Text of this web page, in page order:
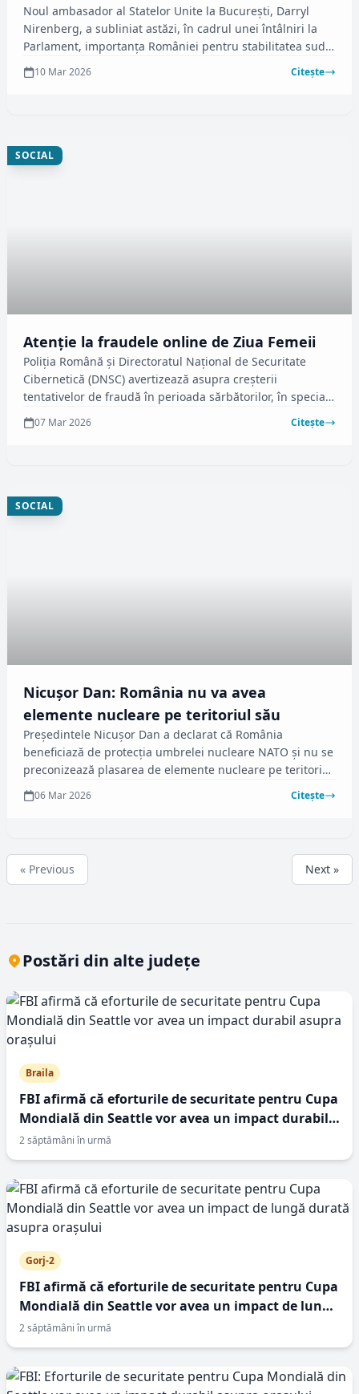
Noul ambasador al Statelor Unite la București, Darryl
Nirenberg, a subliniat astăzi, în cadrul unei întâlniri la
Parlament, importanța României pentru stabilitatea sud-
estului Europei. Aceasta a fost prima sa discuție oficială,
în care a interacționat cu președintele Camerei
10 Mar 2026 Citește
SOCIAL
Atenție la fraudele online de Ziua Femeii
Poliția Română și Directoratul Național de Securitate
Cibernetică (DNSC) avertizează asupra creșterii
tentativelor de fraudă în perioada sărbătorilor, în special
de 8 Martie. Conform radiomures.ro, infractorii
cibernetici folosesc această ocazie pentru a derula
07 Mar 2026 Citește
SOCIAL
Nicuşor Dan: România nu va avea
elemente nucleare pe teritoriul său
Preşedintele Nicuşor Dan a declarat că România
beneficiază de protecţia umbrelei nucleare NATO și nu se
preconizează plasarea de elemente nucleare pe teritoriul
naţional în următoarele zeci de ani. Declaraţiile au fost
făcute într-o conferinţă de presă, după o vizită la
06 Mar 2026 Citește
« Previous Next »
Postări din alte județe
Braila
FBI afirmă că eforturile de securitate pentru Cupa
Mondială din Seattle vor avea un impact durabil
asupra orașului
2 săptămâni în urmă
Gorj-2
FBI afirmă că eforturile de securitate pentru Cupa
Mondială din Seattle vor avea un impact de lungă
durată asupra orașului
2 săptămâni în urmă